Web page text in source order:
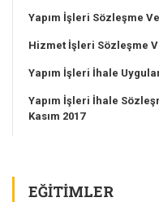
Yapım İşleri Sözleşme
Hizmet İşleri Sözleşme
Yapım İşleri İhale
Yapım İşleri İhale
Kasım 2017
EĞITIMLER